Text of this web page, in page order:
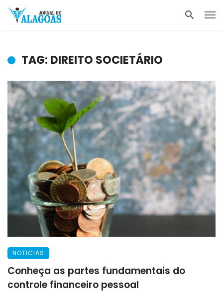
TAG: DIREITO SOCIETÁRIO
NOTICIAS
Conheça as partes fundamentais do
controle financeiro pessoal